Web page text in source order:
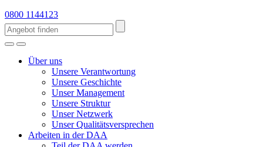
0800 1144123
Über uns
Unsere Verantwortung
Unsere Geschichte
Unser Management
Unsere Struktur
Unser Netzwerk
Unser Qualitätsversprechen
Arbeiten in der DAA